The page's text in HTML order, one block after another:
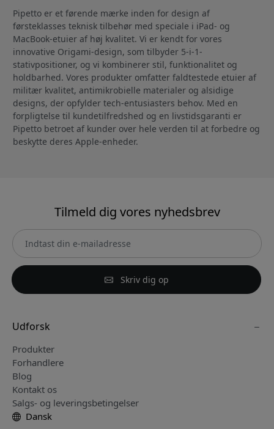
Pipetto er et førende mærke inden for design af
førsteklasses teknisk tilbehør med speciale i iPad- og
MacBook-etuier af høj kvalitet. Vi er kendt for vores
innovative Origami-design, som tilbyder 5-i-1-
stativpositioner, og vi kombinerer stil, funktionalitet og
holdbarhed. Vores produkter omfatter faldtestede etuier af
militær kvalitet, antimikrobielle materialer og alsidige
designs, der opfylder tech-entusiasters behov. Med en
forpligtelse til kundetilfredshed og en livstidsgaranti er
Pipetto betroet af kunder over hele verden til at forbedre og
beskytte deres Apple-enheder.
Tilmeld dig vores nyhedsbrev
Skriv dig op
Udforsk
Produkter
Forhandlere
Blog
Kontakt os
Salgs- og leveringsbetingelser
Dansk